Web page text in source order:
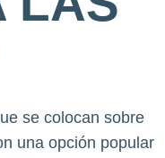
se colocan sobre
una opción popular